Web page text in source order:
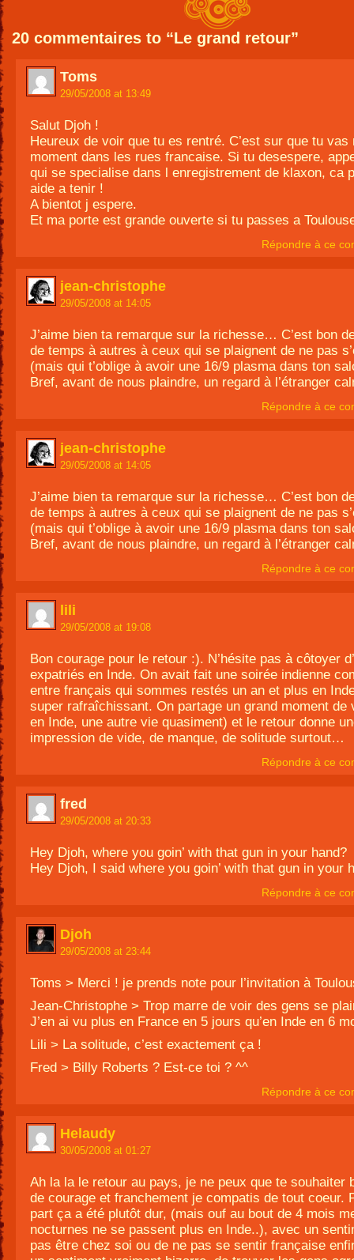
20 commentaires to “Le grand retour”
Toms
29/05/2008 at 13:49
Salut Djoh !
Heureux de voir que tu es rentré. C’est sur que tu vas
moment dans les rues francaise. Si tu desespere,
qui se specialise dans l enregistrement de klaxon, ca
aide a tenir !
A bientot j espere.
Et ma porte est grande ouverte si tu passes a
Répondre à ce
jean-christophe
29/05/2008 at 14:05
J’aime bien ta remarque sur la richesse… C’est bon
de temps à autres à ceux qui se plaignent de ne pas
(mais qui t’oblige à avoir une 16/9 plasma dans ton
Bref, avant de nous plaindre, un regard à l’étranger
Répondre à ce
jean-christophe
29/05/2008 at 14:05
J’aime bien ta remarque sur la richesse… C’est bon
de temps à autres à ceux qui se plaignent de ne pas
(mais qui t’oblige à avoir une 16/9 plasma dans ton
Bref, avant de nous plaindre, un regard à l’étranger
Répondre à ce
lili
29/05/2008 at 19:08
Bon courage pour le retour :). N’hésite pas à côtoyer
expatriés en Inde. On avait fait une soirée indienne
entre français qui sommes restés un an et plus en
super rafraîchissant. On partage un grand moment de
en Inde, une autre vie quasiment) et le retour donne
impression de vide, de manque, de solitude surtout…
Répondre à ce
fred
29/05/2008 at 20:33
Hey Djoh, where you goin’ with that gun in your hand?
Hey Djoh, I said where you goin’ with that gun in your
Répondre à ce
Djoh
29/05/2008 at 23:44
Toms > Merci ! je prends note pour l’invitation à
Jean-Christophe > Trop marre de voir des gens se
J’en ai vu plus en France en 5 jours qu’en Inde en 6
Lili > La solitude, c’est exactement ça !
Fred > Billy Roberts ? Est-ce toi ? ^^
Répondre à ce
Helaudy
30/05/2008 at 01:27
Ah la la le retour au pays, je ne peux que te souhaiter
de courage et franchement je compatis de tout coeur.
part ça a été plutôt dur, (mais ouf au bout de 4 mois
nocturnes ne se passent plus en Inde..), avec un
pas être chez soi ou de ne pas se sentir française